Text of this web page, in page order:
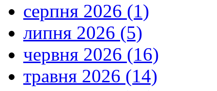
серпня 2026 (1)
липня 2026 (5)
червня 2026 (16)
травня 2026 (14)